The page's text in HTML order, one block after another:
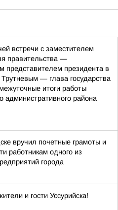
встречи с заместителем
правительства —
представителем президента в
— глава государства
итоги работы
административного района
вручил почетные грамоты и
работникам одного из
города
и гости Уссурийска!